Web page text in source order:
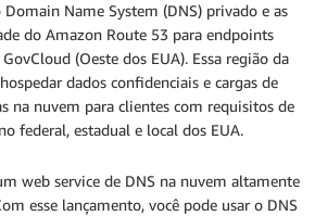
Name System (DNS) privado e as
do Amazon Route 53 para endpoints
(Oeste dos EUA). Essa região da
dados confidenciais e cargas de
na nuvem para clientes com requisitos de
federal, estadual e local dos EUA.
web service de DNS na nuvem altamente
esse lançamento, você pode usar o DNS